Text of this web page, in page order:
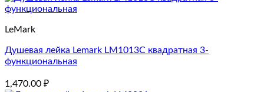
LeMark
Душевая лейка Lemark LM1013C квадратная 3-
функциональная
1,470.00 ₽